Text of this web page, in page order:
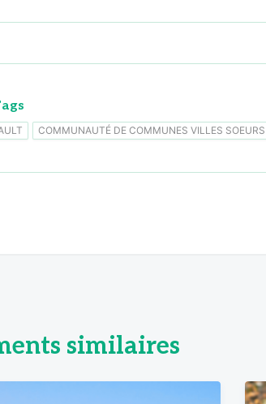
COMMUNAUTÉ DE COMMUNES VILLES SOEURS
similaires